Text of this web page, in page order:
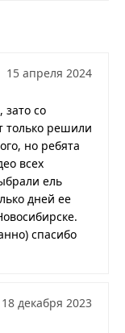
15 апреля 2024
зато со
только решили
но ребята
всех
ель
дней ее
спасибо
18 декабря 2023